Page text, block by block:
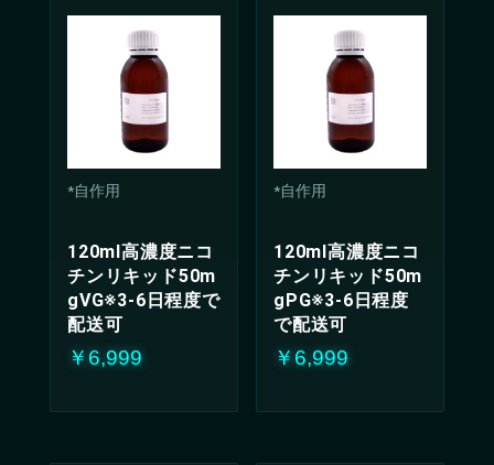
*自作用
120ml高濃度ニコ
チンリキッド50m
gVG※3-6日程度で
配送可
￥6,999
*自作用
120ml高濃度ニコ
チンリキッド50m
gPG※3-6日程度
で配送可
￥6,999